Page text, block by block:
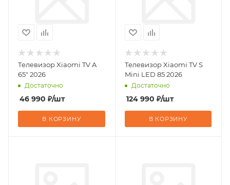
Телевизор Xiaomi TV A
65" 2026
Достаточно
46 990 ₽/шт
В КОРЗИНУ
Телевизор Xiaomi TV S
Mini LED 85 2026
Достаточно
124 990 ₽/шт
В КОРЗИНУ